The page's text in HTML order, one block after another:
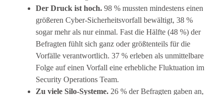
Der Druck ist hoch. 98 % mussten mindestens einen
größeren Cyber-Sicherheitsvorfall bewältigt, 38 %
sogar mehr als nur einmal. Fast die Hälfte (48 %) der
Befragten fühlt sich ganz oder größtenteils für die
Vorfälle verantwortlich. 37 % erleben als unmittelbare
Folge auf einen Vorfall eine erhebliche Fluktuation im
Security Operations Team.
Zu viele Silo-Systeme. 26 % der Befragten gaben an,